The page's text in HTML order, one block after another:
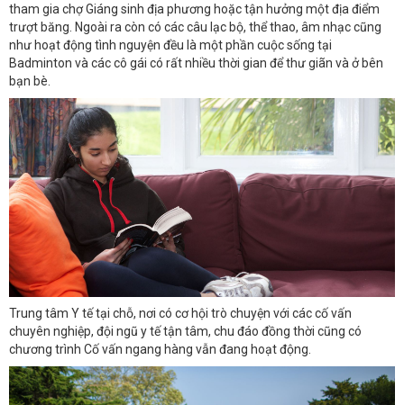
tham gia chợ Giáng sinh địa phương hoặc tận hưởng một địa điểm
trượt băng. Ngoài ra còn có các câu lạc bộ, thể thao, âm nhạc cũng
như hoạt động tình nguyện đều là một phần cuộc sống tại
Badminton và các cô gái có rất nhiều thời gian để thư giãn và ở bên
bạn bè.
Trung tâm Y tế tại chỗ, nơi có cơ hội trò chuyện với các cố vấn
chuyên nghiệp, đội ngũ y tế tận tâm, chu đáo đồng thời cũng có
chương trình Cố vấn ngang hàng vẫn đang hoạt động.